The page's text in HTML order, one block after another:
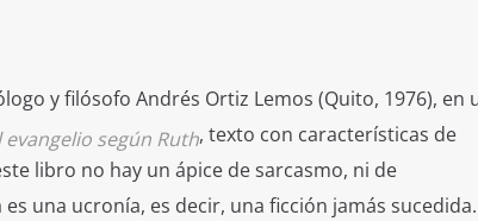
y filósofo Andrés Ortiz Lemos (Quito, 1976), en
evangelio según Ruth, texto con características de
libro no hay un ápice de sarcasmo, ni de
una ucronía, es decir, una ficción jamás sucedida.